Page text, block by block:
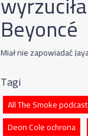
Beyoncé
Miał nie zapowiadać
Tagi
All The Smoke podcast
Deon Cole ochrona